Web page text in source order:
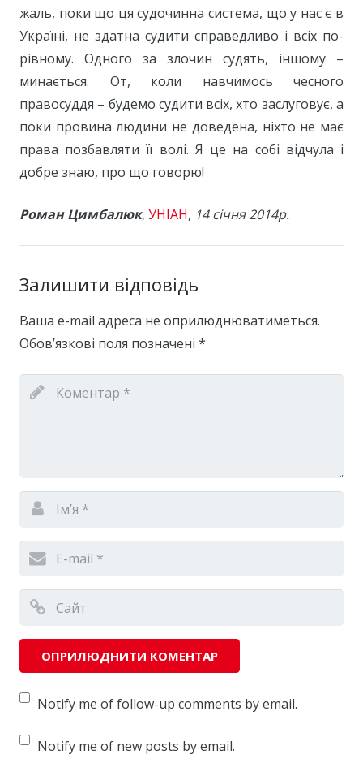
жаль, поки що ця судочинна система, що у нас є в
Україні, не здатна судити справедливо і всіх по-
рівному. Одного за злочин судять, іншому –
минається. От, коли навчимось чесного
правосуддя – будемо судити всіх, хто заслуговує, а
поки провина людини не доведена, ніхто не має
права позбавляти її волі. Я це на собі відчула і
добре знаю, про що говорю!
Роман Цимбалюк, УНІАН, 14 січня 2014р.
Залишити відповідь
Ваша e-mail адреса не оприлюднюватиметься.
Обов’язкові поля позначені *
Notify me of follow-up comments by email.
Notify me of new posts by email.